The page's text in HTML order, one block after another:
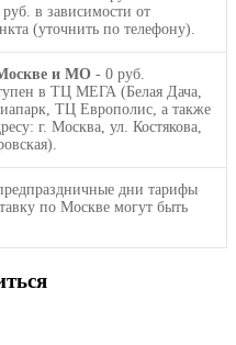
в зависимости от
(уточнить по телефону).
и МО - 0 руб.
в ТЦ МЕГА (Белая Дача,
ТЦ Европолис, а также
г. Москва, ул. Костякова,
дни тарифы
по Москве могут быть